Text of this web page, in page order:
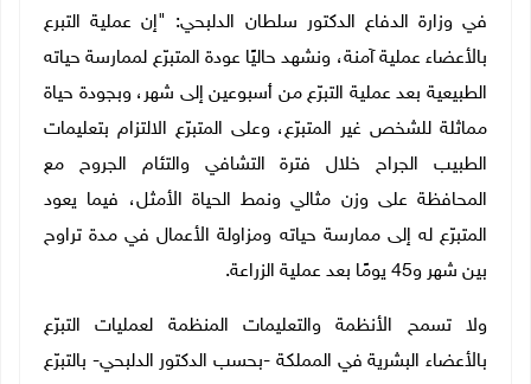
في وزارة الدفاع الدكتور سلطان الدلبحي: "إن عملية التبرع
بالأعضاء عملية آمنة، ونشهد حاليًا عودة المتبرّع لممارسة حياته
الطبيعية بعد عملية التبرّع من أسبوعين إلى شهر، وبجودة حياة
مماثلة للشخص غير المتبرّع، وعلى المتبرّع الالتزام بتعليمات
الطبيب الجراح خلال فترة التشافي والتئام الجروح مع
المحافظة على وزن مثالي ونمط الحياة الأمثل، فيما يعود
المتبرّع له إلى ممارسة حياته ومزاولة الأعمال في مدة تراوح
بين شهر و45 يومًا بعد عملية الزراعة.
ولا تسمح الأنظمة والتعليمات المنظمة لعمليات التبرّع
بالأعضاء البشرية في المملكة -بحسب الدكتور الدلبحي- بالتبرّع